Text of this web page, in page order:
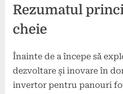
Rezumatul
cheie
Înainte de a începe să
dezvoltare și inovare în
invertor pentru panouri